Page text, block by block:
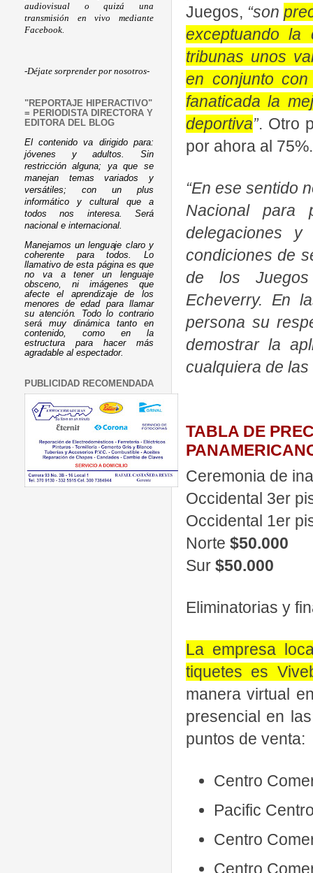
Juegos, “son
exceptuando la
tribunas unos
en conjunto
fanaticada la
deportiva”. Otro
por ahora al 75%.
“En ese sentido
Nacional
para
delegaciones
condiciones de
de los Juegos
Echeverry. En
persona su
demostrar la
cualquiera de
TABLA DE
Ceremonia de
Occidental 3er
Occidental 1er
Norte $50.000
Sur $50.000
Eliminatorias
La empresa
tiquetes es
manera virtual
presencial en
puntos de venta:
Centro
Pacific
Centro
Centro
audiovisual o quizá una
transmisión en vivo mediante
Facebook.
-Déjate sorprender por nosotros-
"REPORTAJE HIPERACTIVO"
= PERIODISTA DIRECTORA Y
EDITORA DEL BLOG
El contenido va dirigido para:
jóvenes y adultos. Sin
restricción alguna; ya que se
manejan temas variados y
versátiles; con un plus
informático y cultural que a
todos nos interesa. Será
nacional e internacional.
Manejamos un lenguaje claro y
coherente para todos. Lo
llamativo de esta página es que
no va a tener un lenguaje
obsceno, ni imágenes que
afecte el aprendizaje de los
menores de edad para llamar
su atención. Todo lo contrario
será muy dinámica tanto en
contenido, como en la
estructura para hacer más
agradable al espectador.
PUBLICIDAD RECOMENDADA